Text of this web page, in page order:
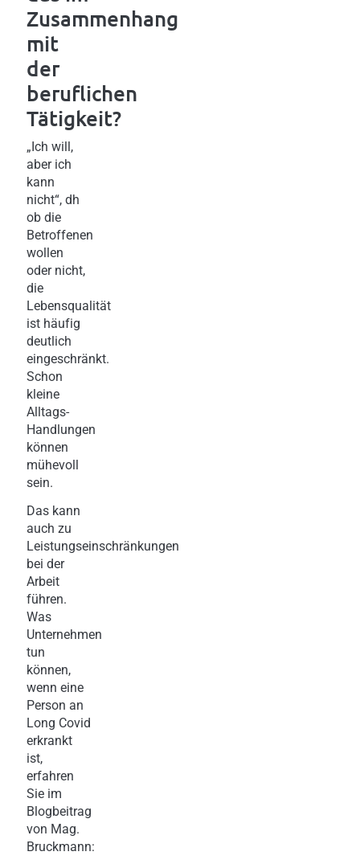
Zusammenhang
mit
der
beruflichen
Tätigkeit?
„Ich will,
aber ich
kann
nicht“, dh
ob die
Betroffenen
wollen
oder nicht,
die
Lebensqualität
ist häufig
deutlich
eingeschränkt.
Schon
kleine
Alltags-
Handlungen
können
mühevoll
sein.
Das kann
auch zu
Leistungseinschränkungen
bei der
Arbeit
führen.
Was
Unternehmen
tun
können,
wenn eine
Person an
Long Covid
erkrankt
ist,
erfahren
Sie im
Blogbeitrag
von Mag.
Bruckmann: